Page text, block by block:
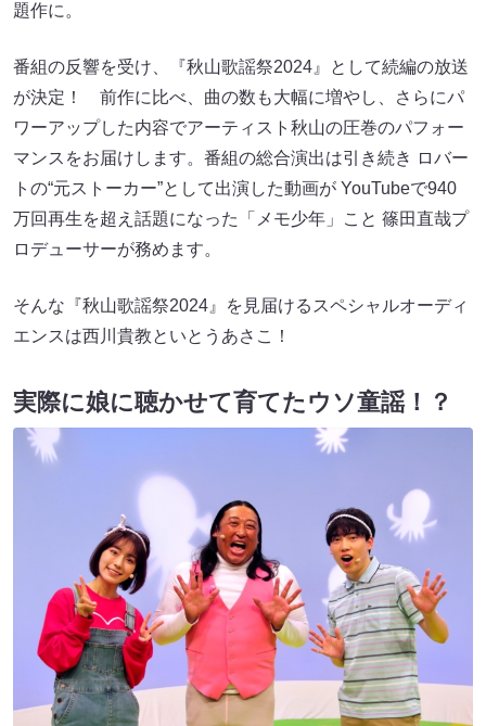
題作に。
番組の反響を受け、『秋山歌謡祭2024』として続編の放送
が決定！ 前作に比べ、曲の数も大幅に増やし、さらにパ
ワーアップした内容でアーティスト秋山の圧巻のパフォー
マンスをお届けします。番組の総合演出は引き続き ロバー
トの“元ストーカー”として出演した動画が YouTubeで940
万回再生を超え話題になった「メモ少年」こと 篠田直哉プ
ロデューサーが務めます。
そんな『秋山歌謡祭2024』を見届けるスペシャルオーディ
エンスは西川貴教といとうあさこ！
実際に娘に聴かせて育てたウソ童謡！？